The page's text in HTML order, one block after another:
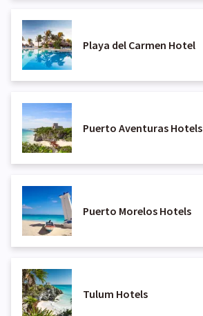
Playa del Carmen Hotel
Puerto Aventuras Hotels
Puerto Morelos Hotels
Tulum Hotels